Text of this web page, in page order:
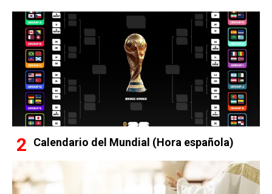
Calendario del Mundial (Hora española)